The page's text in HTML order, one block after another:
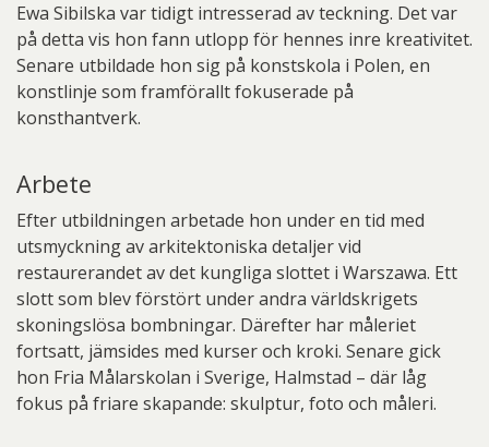
Ewa Sibilska var tidigt intresserad av teckning. Det var
på detta vis hon fann utlopp för hennes inre kreativitet.
Senare utbildade hon sig på konstskola i Polen, en
konstlinje som framförallt fokuserade på
konsthantverk.
Arbete
Efter utbildningen arbetade hon under en tid med
utsmyckning av arkitektoniska detaljer vid
restaurerandet av det kungliga slottet i Warszawa. Ett
slott som blev förstört under andra världskrigets
skoningslösa bombningar. Därefter har måleriet
fortsatt, jämsides med kurser och kroki. Senare gick
hon Fria Målarskolan i Sverige, Halmstad – där låg
fokus på friare skapande: skulptur, foto och måleri.